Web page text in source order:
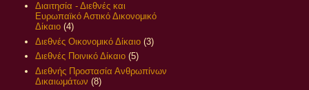
Διαιτησία - Διεθνές και
Ευρωπαϊκό Αστικό Δικονομικό
Δίκαιο (4)
Διεθνές Οικονομικό Δίκαιο (3)
Διεθνές Ποινικό Δίκαιο (5)
Διεθνής Προστασία Ανθρωπίνων
Δικαιωμάτων (8)